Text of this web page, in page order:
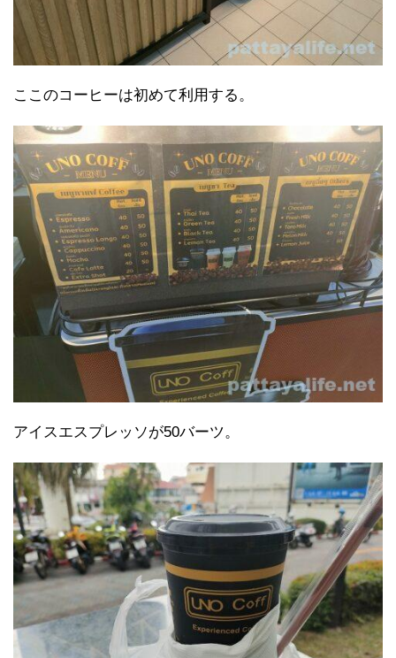
ここのコーヒーは初めて利用する。
アイスエスプレッソが50バーツ。